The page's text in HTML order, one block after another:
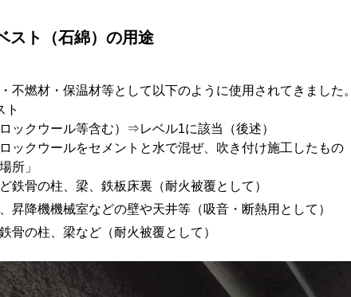
スト（石綿）の用途
不燃材・保温材等として以下のように使用されてきました。
ト
ックウール等含む）⇒レベル1に該当（後述）
ックウールをセメントと水で混ぜ、吹き付け施工したもの
所」
鉄骨の柱、梁、鉄板床裏（耐火被覆として）
昇降機機械室などの壁や天井等（吸音・断熱用として）
骨の柱、梁など（耐火被覆として）